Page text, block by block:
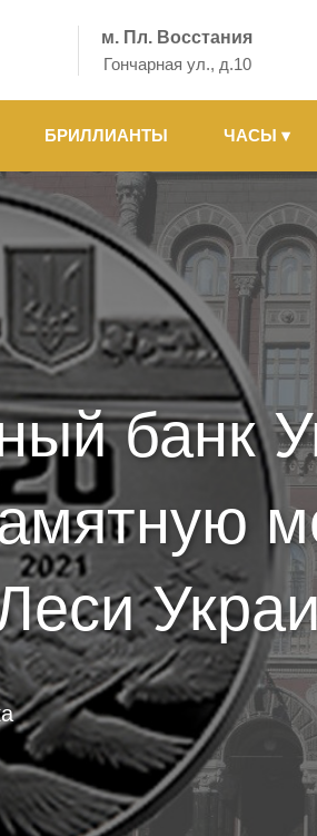
м. Пл. Восстания
Гончарная ул., д.10
БРИЛЛИАНТЫ ЧАСЫ ▾
банк